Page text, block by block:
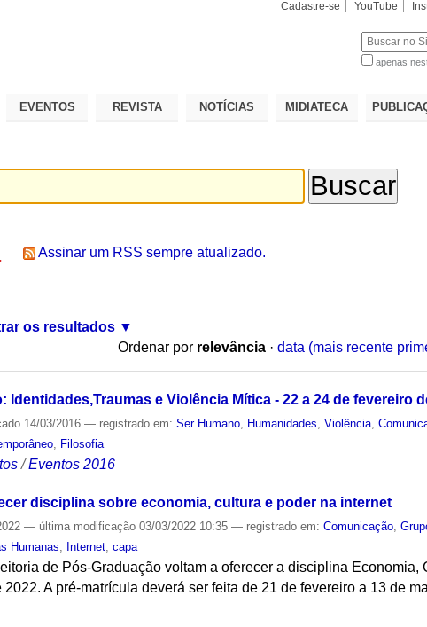
Cadastre-se YouTube
apenas
EVENTOS REVISTA NOTÍCIAS MIDIATECA
Assinar um RSS sempre atualizado.
os resultados
Ordenar por relevância · data (mais recente
e Violência Mítica - 22 a 24 de fevereiro
14/03/2016— registrado em:Ser Humano Humanidades ,Violência ,
Filosofia
/Eventos 2016
disciplina sobre economia, cultura e poder na internet
— última modificação 03/03/2022 10:35— registrado em:Comunicação ,
Humanas Internet ,capa
de Pós-Graduação voltam a oferecer a disciplina Economia,
2022. A pré-matrícula deverá ser feita de 21 de fevereiro a 13 de